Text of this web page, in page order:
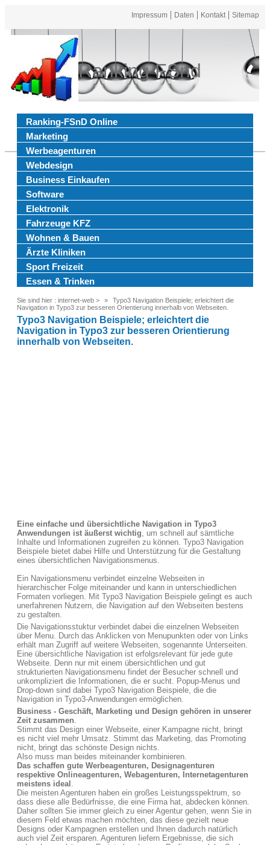
Impressum Daten Kontakt Sitemap
Ranking FSnd
Ranking-FSnD Online
Marketing
Werbeagenturen
Webdesign
Business Einkaufen
Software
Elektronik
Fahrzeuge KFZ
Wohnen & Bauen
Ärzte Kliniken
Sport Freizeit
Essen & Trinken
Sie sind hier : internet-web >
Typo3 Navigation Beispiele; erleichtert die
Navigation in Typo3 zur besseren Orientierung innerhalb von Webseiten.
Typo3 Navigation Beispiele; erleichtert die
Navigation in Typo3 zur besseren Orientierung
innerhalb von Webseiten.
Eine einfache und übersichtliche Navigation in Typo3
Anwendungen ist äußerst wichtig, um schnell auf sämtliche
Inhalte und Informationen zugreifen zu können. Typo3 Navigation
Beispiele bietet dabei Hilfe und Unterstützung für die Gestaltung
eines übersichtlichen Navigationsmenus.
Ein Navigationsmenu verbindet einzelne Webseiten in
hierarchischer Folge miteinander und kann in unterschiedlichen
Formaten vorliegen. Mit Typo3 Navigation Beispiele gelingt es auch
unerfahrenen Nutzern, die Navigation auf den Webseiten bestens
zu gestalten.
Die Navigationsstuktur verbindet dabei die einzelnen Webseiten
über Menu. Durch das Anklicken von Menupunkten oder von Links
erhält man Zugriff auf weitere Webseiten, sogenannte Unterseiten.
Eine übersichtliche Navigation ist erfolgsrelevant für jede gute
Webseite. Denn nur mit einem übersichtlichen und gut
strukturierten Navigationsmenu findet der Besucher schnell und
unkompliziert die Informationen, die er sucht. Popup-Menus und
Drop-down sind dabei Typo3 Navigation Beispiele, die die
Navigation in Typo3-Anwendungen ermöglichen.
Business - Geschäft, Marketing und Design gehören in unserer
Zeit zusammen.
Stimmt das Design einer Webseite, einer Kampagne nicht, bringt
es nicht viel mehr Umsatz. Stimmt das Marketing, das Promoting
nicht, bringt das schönste Design nichts.
Also muss man beides miteinander kombinieren.
Das schaffen gute Werbeagenturen, Designagenturen
respektive Onlineagenturen, Webagenturen, Internetagenturen
meistens ideal .
Die meisten Agenturen haben ein großes Leistungsspektrum, so
dass diese alle Bedürfnisse, die eine Firma hat, abdecken können.
Daher sollten Sie immer gleich zu einer Agentur gehen, wenn Sie in
diesem Feld etwas machen möchten, das diese gezielt neue
Designs oder Kampagnen erstellen und Ihnen dadurch natürlich
auch viel Zeit ersparen. Agenturen liefern Ergebnisse, die sich